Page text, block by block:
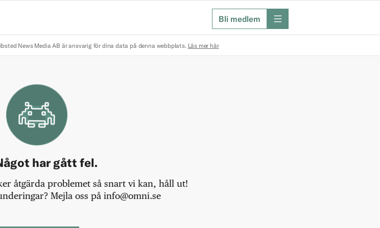
Bli medlem meny
News Media AB är ansvarig för dina data på denna webbplats. Läs mer här
har gått fel.
åtgärda problemet så snart vi kan, håll ut!
Mejla oss på info@omni.se